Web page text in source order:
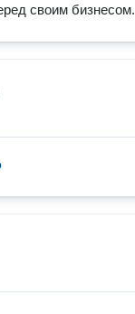
своим бизнесом.